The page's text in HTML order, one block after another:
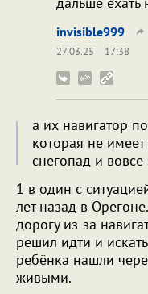
invisible999
27.03.25
17:38
а их навигатор
которая не
снегопад и
1 в один с
лет назад в
дорогу из-за
решил идти и
ребёнка нашли
живыми.